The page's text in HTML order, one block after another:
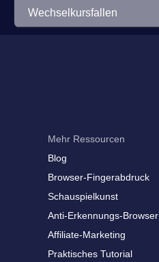
Wechselkursfallen
Mehr Ressourcen
Blog
Browser-Fingerabdruck
Schauspielkunst
Anti-Erkennungs-Browser
Affiliate-Marketing
Praktisches Tutorial